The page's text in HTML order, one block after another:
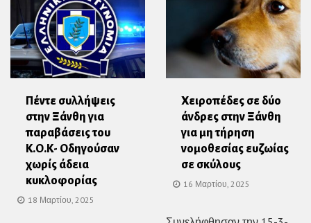
Πέντε συλλήψεις
στην Ξάνθη για
παραβάσεις του
Κ.Ο.Κ- Οδηγούσαν
χωρίς άδεια
κυκλοφορίας
18 Μαρτίου, 2025
Χειροπέδες σε δύο
άνδρες στην Ξάνθη
για μη τήρηση
νομοθεσίας ευζωίας
σε σκύλους
16 Μαρτίου, 2025